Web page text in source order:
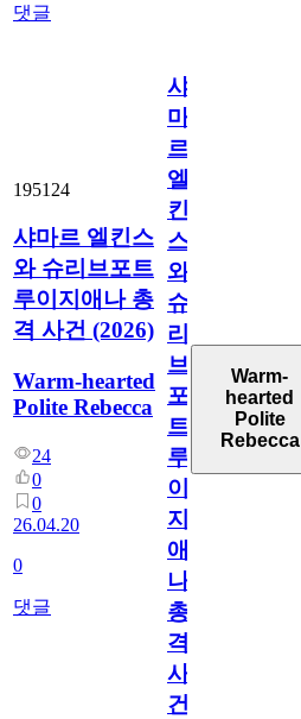
댓글
195124
샤마르 엘킨스
와 슈리브포트
루이지애나 총
격 사건 (2026)
Warm-hearted
Polite Rebecca
24
0
0
26.04.20
0
댓글
샤
마
르
엘
킨
스
와
슈
리
브
포
트
루
이
지
애
나
총
격
사
건
Warm-
hearted
Polite
Rebecca